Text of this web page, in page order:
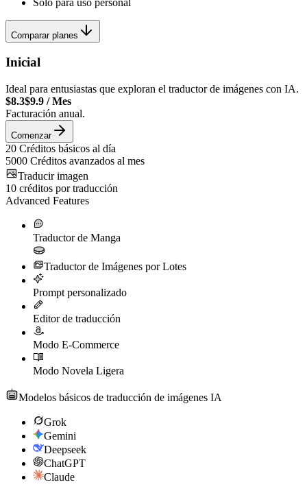
Comparar planes
Inicial
Ideal para entusiastas que exploran el traductor de imágenes con IA.
$8.3$9.9 /Mes
Facturación anual.
Comenzar
20 Créditos básicos al día
5000 Créditos avanzados al mes
Traducir imagen
10 créditos por traducción
Advanced Features
Traductor de Manga
Traductor de Imágenes por Lotes
Prompt personalizado
Editor de traducción
Modo E-Commerce
Modo Novela Ligera
Modelos básicos de traducción de imágenes IA
Grok
Gemini
Deepseek
ChatGPT
Claude